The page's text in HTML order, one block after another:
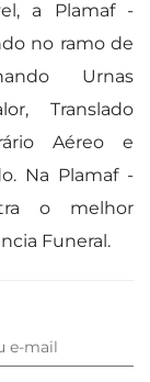
a Plamaf -
no ramo de
Urnas
Translado
Aéreo e
Na Plamaf -
o melhor
Funeral.